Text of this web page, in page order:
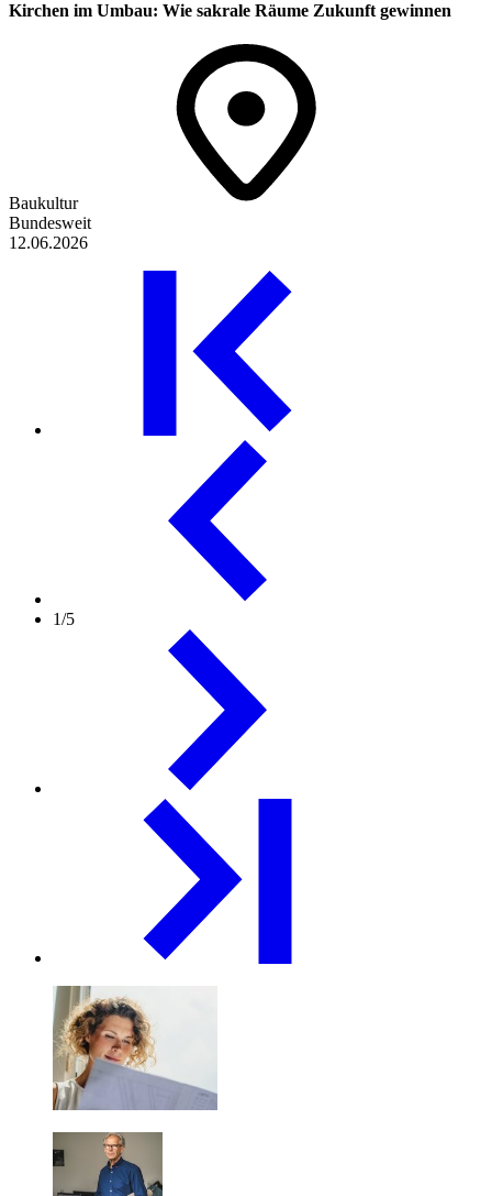
Kirchen im Umbau: Wie sakrale Räume Zukunft gewinnen
Baukultur
Bundesweit
12.06.2026
1/5